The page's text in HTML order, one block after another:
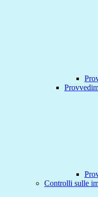
Controlli sulle